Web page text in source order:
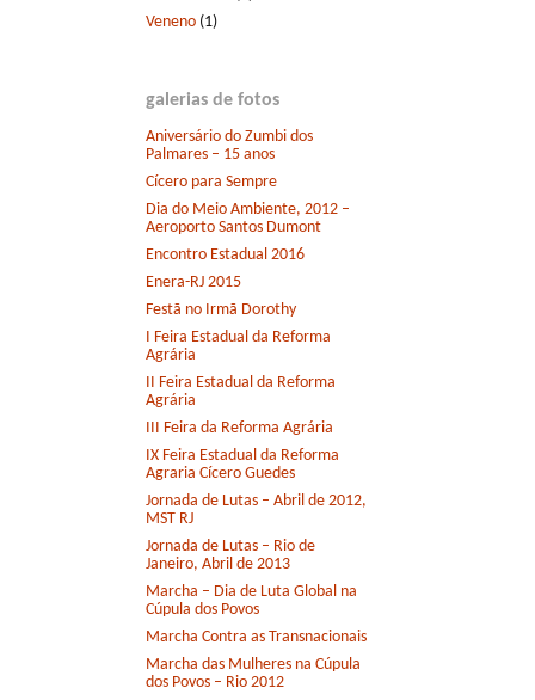
Veneno (1)
galerias de fotos
Aniversário do Zumbi dos
Palmares – 15 anos
Cícero para Sempre
Dia do Meio Ambiente, 2012 –
Aeroporto Santos Dumont
Encontro Estadual 2016
Enera-RJ 2015
Festã no Irmã Dorothy
I Feira Estadual da Reforma
Agrária
II Feira Estadual da Reforma
Agrária
III Feira da Reforma Agrária
IX Feira Estadual da Reforma
Agraria Cícero Guedes
Jornada de Lutas – Abril de 2012,
MST RJ
Jornada de Lutas – Rio de
Janeiro, Abril de 2013
Marcha – Dia de Luta Global na
Cúpula dos Povos
Marcha Contra as Transnacionais
Marcha das Mulheres na Cúpula
dos Povos – Rio 2012